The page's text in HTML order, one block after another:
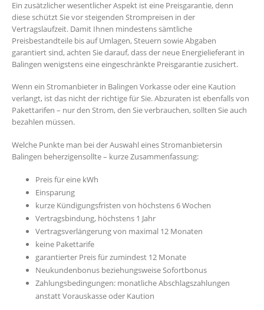
Ein zusätzlicher wesentlicher Aspekt ist eine Preisgarantie, denn
diese schützt Sie vor steigenden Strompreisen in der
Vertragslaufzeit. Damit Ihnen mindestens sämtliche
Preisbestandteile bis auf Umlagen, Steuern sowie Abgaben
garantiert sind, achten Sie darauf, dass der neue Energielieferant in
Balingen wenigstens eine eingeschränkte Preisgarantie zusichert.
Wenn ein Stromanbieter in Balingen Vorkasse oder eine Kaution
verlangt, ist das nicht der richtige für Sie. Abzuraten ist ebenfalls von
Pakettarifen – nur den Strom, den Sie verbrauchen, sollten Sie auch
bezahlen müssen.
Welche Punkte man bei der Auswahl eines Stromanbietersin
Balingen beherzigensollte – kurze Zusammenfassung:
Preis für eine kWh
Einsparung
kurze Kündigungsfristen von höchstens 6 Wochen
Vertragsbindung, höchstens 1 Jahr
Vertragsverlängerung von maximal 12 Monaten
keine Pakettarife
garantierter Preis für zumindest 12 Monate
Neukundenbonus beziehungsweise Sofortbonus
Zahlungsbedingungen: monatliche Abschlagszahlungen
anstatt Vorauskasse oder Kaution